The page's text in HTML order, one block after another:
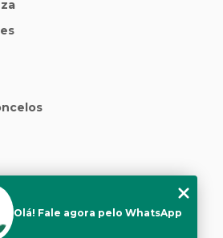
Olá! Fale agora pelo WhatsApp